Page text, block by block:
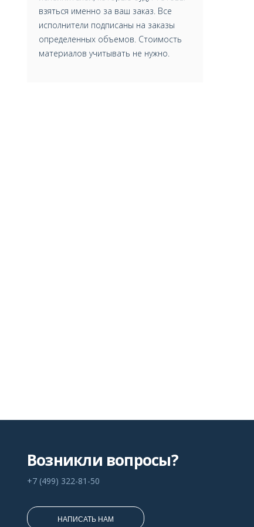
взяться именно за ваш заказ. Все
исполнители подписаны на заказы
определенных объемов. Стоимость
материалов учитывать не нужно.
Возникли вопросы?
+7 (499) 322-81-50
НАПИСАТЬ НАМ